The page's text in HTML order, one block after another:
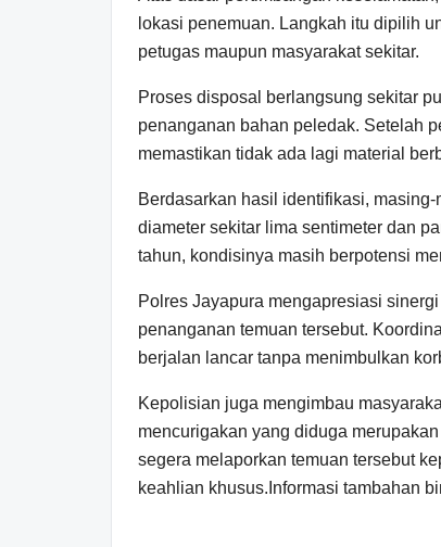
lokasi penemuan. Langkah itu dipilih
petugas maupun masyarakat sekitar.
Proses disposal berlangsung sekitar
penanganan bahan peledak. Setelah
memastikan tidak ada lagi material
Berdasarkan hasil identifikasi,
diameter sekitar lima sentimeter dan
tahun, kondisinya masih berpotensi
Polres Jayapura mengapresiasi
penanganan temuan tersebut.
berjalan lancar tanpa menimbulkan
Kepolisian juga mengimbau
mencurigakan yang diduga
segera melaporkan temuan tersebut
keahlian khusus.Informasi tambahan